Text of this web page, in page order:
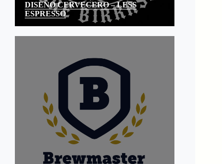
DISEÑO CERVECERO – LESS
ESPRESSO